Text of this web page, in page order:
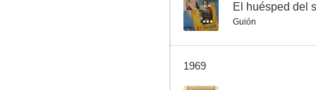
-- El huésped del
Guión
1969